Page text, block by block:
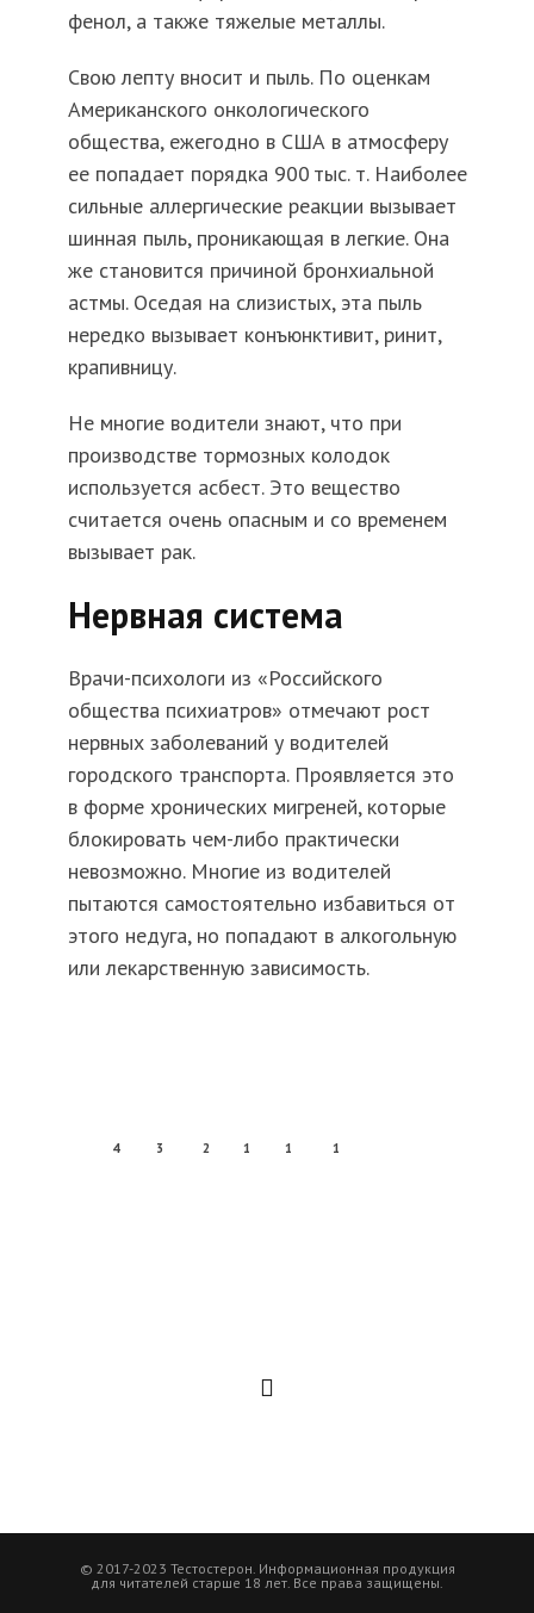
фенол, а также тяжелые металлы.
Свою лепту вносит и пыль. По оценкам
Американского онкологического
общества, ежегодно в США в атмосферу
ее попадает порядка 900 тыс. т. Наиболее
сильные аллергические реакции вызывает
шинная пыль, проникающая в легкие. Она
же становится причиной бронхиальной
астмы. Оседая на слизистых, эта пыль
нередко вызывает конъюнктивит, ринит,
крапивницу.
Не многие водители знают, что при
производстве тормозных колодок
используется асбест. Это вещество
считается очень опасным и со временем
вызывает рак.
Нервная система
Врачи-психологи из «Российского
общества психиатров» отмечают рост
нервных заболеваний у водителей
городского транспорта. Проявляется это
в форме хронических мигреней, которые
блокировать чем-либо практически
невозможно. Многие из водителей
пытаются самостоятельно избавиться от
этого недуга, но попадают в алкогольную
или лекарственную зависимость.
4 3 2 1 1 1
© 2017-2023 Тестостерон. Информационная продукция
для читателей старше 18 лет. Все права защищены.